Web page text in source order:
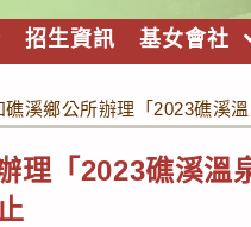
招生資訊 基女會社
礁溪鄉公所辦理「2023礁溪
理「2023礁溪溫